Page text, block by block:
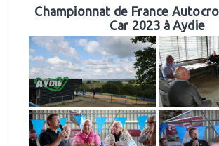
Championnat de France
Car 2023 à Aydie